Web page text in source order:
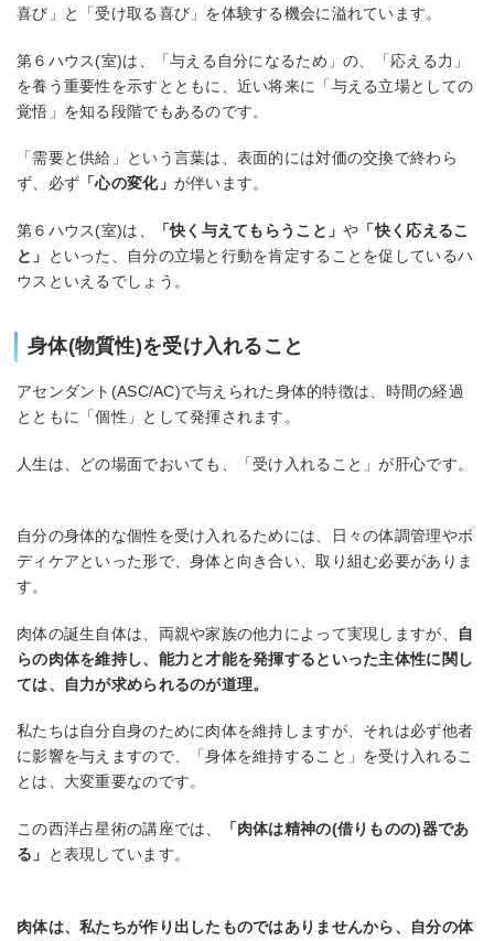
喜び」と「受け取る喜び」を体験する機会に溢れています。
第６ハウス(室)は、「与える自分になるため」の、「応える力」
を養う重要性を示すとともに、近い将来に「与える立場としての
覚悟」を知る段階でもあるのです。
「需要と供給」という言葉は、表面的には対価の交換で終わら
ず、必ず 「心の変化」 が伴います。
第６ハウス(室)は、 「快く与えてもらうこと」や 「快く応えるこ
と」
といった、自分の立場と行動を肯定することを促しているハ
ウスといえるでしょう。
身体(物質性)を受け入れること
アセンダント(ASC/AC)で与えられた身体的特徴は、時間の経過
とともに「個性」として発揮されます。
人生は、どの場面でおいても、「受け入れること」が肝心です。
自分の身体的な個性を受け入れるためには、日々の体調管理やボ
ディケアといった形で、身体と向き合い、取り組む必要がありま
す。
肉体の誕生自体は、両親や家族の他力によって実現しますが、
自
らの肉体を維持し、能力と才能を発揮するといった主体性に関し
ては、自力が求められるのが道理。
私たちは自分自身のために肉体を維持しますが、それは必ず他者
に影響を与えますので、「身体を維持すること」を受け入れるこ
とは、大変重要なのです。
この西洋占星術の講座では、
「肉体は精神の(借りものの)器であ
る」
と表現しています。
肉体は、私たちが作り出したものではありませんから、自分の体